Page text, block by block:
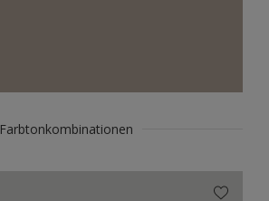
Farbtonkombinationen